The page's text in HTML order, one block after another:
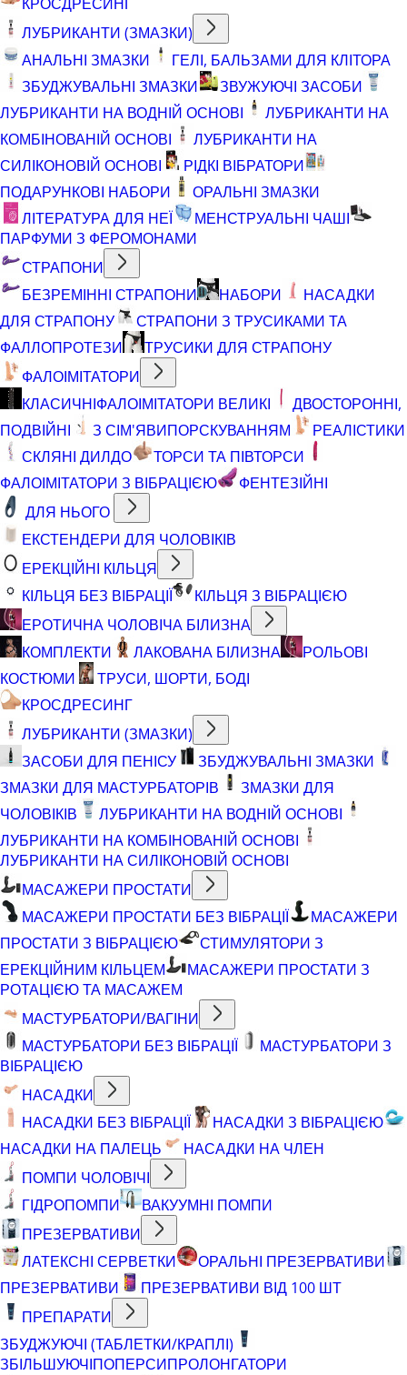
ЛУБРИКАНТИ (ЗМАЗКИ)
АНАЛЬНІ ЗМАЗКИ
ГЕЛІ, БАЛЬЗАМИ ДЛЯ КЛІТОРА
ЗБУДЖУВАЛЬНІ ЗМАЗКИ
ЗВУЖУЮЧІ ЗАСОБИ
ЛУБРИКАНТИ НА ВОДНІЙ ОСНОВІ
ЛУБРИКАНТИ НА
КОМБІНОВАНІЙ ОСНОВІ
ЛУБРИКАНТИ НА
СИЛІКОНОВІЙ ОСНОВІ
РІДКІ ВІБРАТОРИ
ПОДАРУНКОВІ НАБОРИ
ОРАЛЬНІ ЗМАЗКИ
ЛІТЕРАТУРА ДЛЯ НЕЇ
МЕНСТРУАЛЬНІ ЧАШІ
ПАРФУМИ З ФЕРОМОНАМИ
СТРАПОНИ
БЕЗРЕМІННІ СТРАПОНИ
НАБОРИ
НАСАДКИ
ДЛЯ СТРАПОНУ
СТРАПОНИ З ТРУСИКАМИ ТА
ФАЛЛОПРОТЕЗИ
ТРУСИКИ ДЛЯ СТРАПОНУ
ФАЛОІМІТАТОРИ
КЛАСИЧНІФАЛОІМІТАТОРИ ВЕЛИКІ
ДВОСТОРОННІ,
ПОДВІЙНІ
З СІМ'ЯВИПОРСКУВАННЯМ
РЕАЛІСТИКИ
СКЛЯНІ ДИЛДО
ТОРСИ ТА ПІВТОРСИ
ФАЛОІМІТАТОРИ З ВІБРАЦІЄЮ
ФЕНТЕЗІЙНІ
ДЛЯ НЬОГО
ЕКСТЕНДЕРИ ДЛЯ ЧОЛОВІКІВ
ЕРЕКЦІЙНІ КІЛЬЦЯ
КІЛЬЦЯ БЕЗ ВІБРАЦІЇ
КІЛЬЦЯ З ВІБРАЦІЄЮ
ЕРОТИЧНА ЧОЛОВІЧА БІЛИЗНА
КОМПЛЕКТИ
ЛАКОВАНА БІЛИЗНА
РОЛЬОВІ
КОСТЮМИ
ТРУСИ, ШОРТИ, БОДІ
КРОСДРЕСИНГ
ЛУБРИКАНТИ (ЗМАЗКИ)
ЗАСОБИ ДЛЯ ПЕНІСУ
ЗБУДЖУВАЛЬНІ ЗМАЗКИ
ЗМАЗКИ ДЛЯ МАСТУРБАТОРІВ
ЗМАЗКИ ДЛЯ
ЧОЛОВІКІВ
ЛУБРИКАНТИ НА ВОДНІЙ ОСНОВІ
ЛУБРИКАНТИ НА КОМБІНОВАНІЙ ОСНОВІ
ЛУБРИКАНТИ НА СИЛІКОНОВІЙ ОСНОВІ
МАСАЖЕРИ ПРОСТАТИ
МАСАЖЕРИ ПРОСТАТИ БЕЗ ВІБРАЦІЇ
МАСАЖЕРИ
ПРОСТАТИ З ВІБРАЦІЄЮ
СТИМУЛЯТОРИ З
ЕРЕКЦІЙНИМ КІЛЬЦЕМ
МАСАЖЕРИ ПРОСТАТИ З
РОТАЦІЄЮ ТА МАСАЖЕМ
МАСТУРБАТОРИ/ВАГІНИ
МАСТУРБАТОРИ БЕЗ ВІБРАЦІЇ
МАСТУРБАТОРИ З
ВІБРАЦІЄЮ
НАСАДКИ
НАСАДКИ БЕЗ ВІБРАЦІЇ
НАСАДКИ З ВІБРАЦІЄЮ
НАСАДКИ НА ПАЛЕЦЬ
НАСАДКИ НА ЧЛЕН
ПОМПИ ЧОЛОВІЧІ
ГІДРОПОМПИ
ВАКУУМНІ ПОМПИ
ПРЕЗЕРВАТИВИ
ЛАТЕКСНІ СЕРВЕТКИ
ОРАЛЬНІ ПРЕЗЕРВАТИВИ
ПРЕЗЕРВАТИВИ
ПРЕЗЕРВАТИВИ ВІД 100 ШТ
ПРЕПАРАТИ
ЗБУДЖУЮЧІ (ТАБЛЕТКИ/КРАПЛІ)
ЗБІЛЬШУЮЧІПОПЕРСИПРОЛОНГАТОРИ